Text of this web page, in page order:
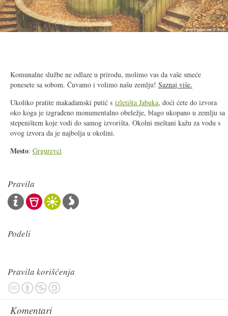
Komunalne službe ne odlaze u prirodu, molimo vas da vaše smeće
ponesete sa sobom. Čuvamo i volimo našu zemlju! Saznaj više.
Ukoliko pratite makadamski putić s izletišta Jabuka, doći ćete do izvora
oko koga je izgrađeno monumentalno obeležje, blago ukopano u zemlju sa
stepeništem koje vodi do samog izvorišta. Okolni meštani kažu za vodu s
ovog izvora da je najbolja u okolini.
Mesto: Grgurevci
Pravila
Podeli
Pravila korišćenja
Komentari